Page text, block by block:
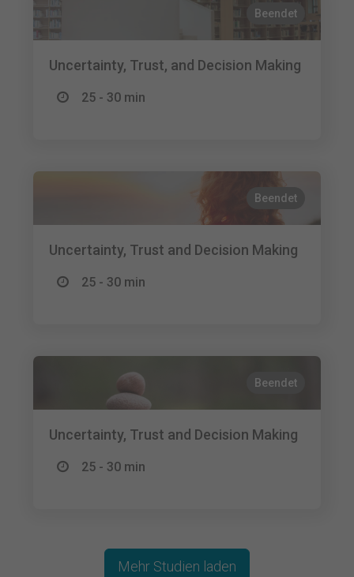
Beendet
Uncertainty, Trust, and Decision Making
25 - 30 min
Beendet
Uncertainty, Trust and Decision Making
25 - 30 min
Beendet
Uncertainty, Trust and Decision Making
25 - 30 min
Mehr Studien laden